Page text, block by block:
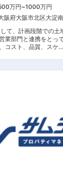
万円~1000万円
阪府大阪市北区大淀南
て、計画段階での土
業部門と連携をとっ
コスト、品質、スケジ
広く担当する物件に
まいづくり」をコン
も寄り添う「戸建て
っています。新築戸
、同社はグループ会
設計・設計監理をお任